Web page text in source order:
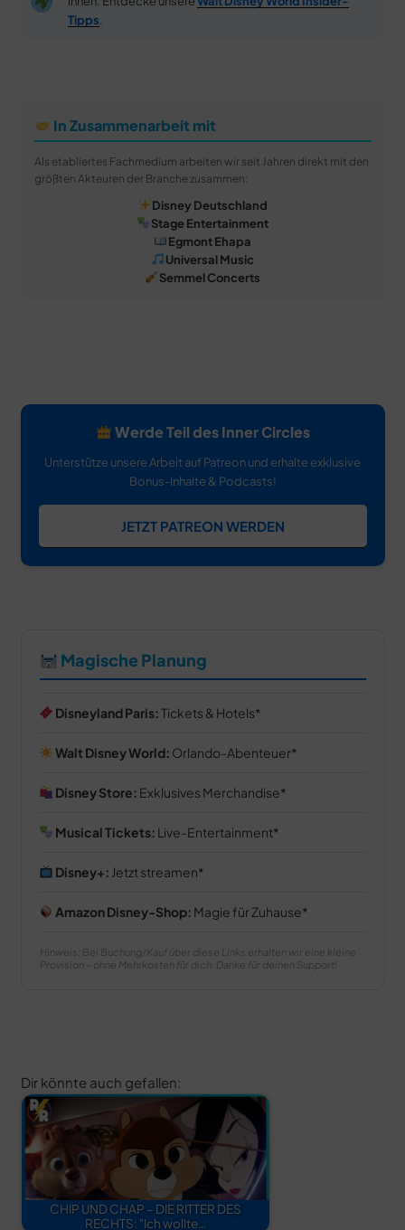
Tipps
In Zusammenarbeit mit
Als etabliertes Fachmedium arbeiten wir seit Jahren direkt mit den
größten Akteuren der Branche zusammen:
Disney Deutschland
Stage Entertainment
Egmont Ehapa
Universal Music
Semmel Concerts
Werde Teil des Inner Circles
Unterstütze unsere Arbeit auf Patreon und erhalte exklusive
Bonus-Inhalte & Podcasts!
JETZT PATREON WERDEN
Magische Planung
Disneyland Paris:Tickets & Hotels
Walt Disney World: Orlando-Abenteuer
Disney Store: Exklusives Merchandise
Musical Tickets: Live-Entertainment
Disney+: Jetzt streamen
Amazon Disney-Shop: Magie für Zuhause
Hinweis: Bei Buchung/Kauf über diese Links erhalten wir eine kleine
Provision – ohne Mehrkosten für dich. Danke für deinen Support!
Dir könnte auch gefallen:
CHIP UND CHAP – DIE RITTER DES
RECHTS: "Ich wollte…